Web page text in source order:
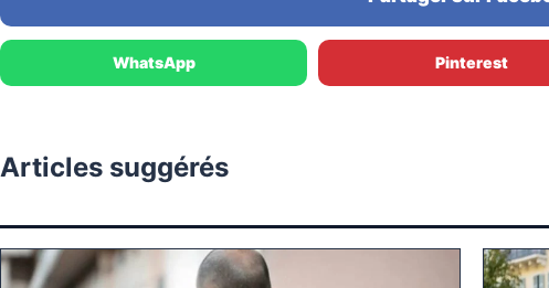
WhatsApp Pinterest
Articles suggérés